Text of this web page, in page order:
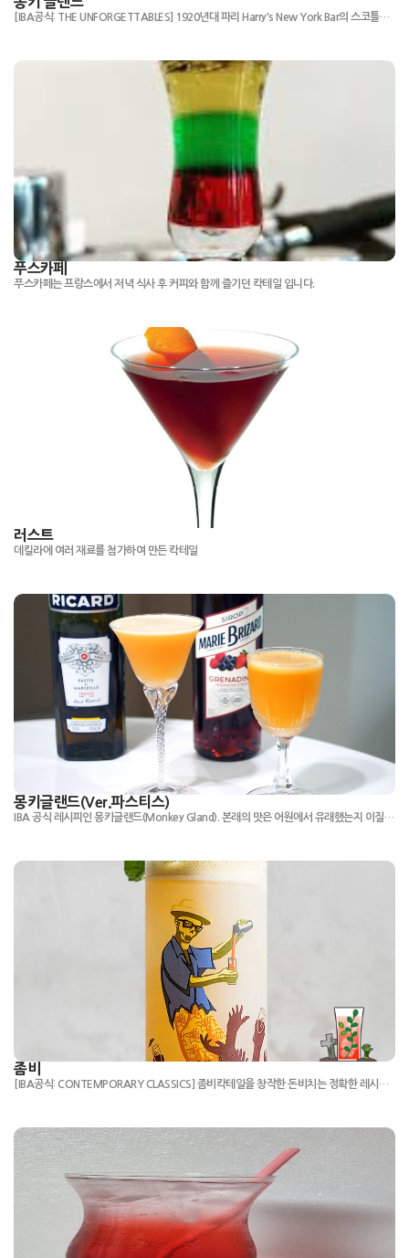
[IBA공식: THE UNFORGETTABLES] 1920년대 파리 Harry's New York Bar의 스코틀랜드계 미국인 바텐더인 Harry MacElhone이 발명한 Monkey Gland 칵테일은 금지 시대에 인기를 얻었습니다.
푸스카페
푸스카페는 프랑스에서 저녁 식사 후 커피와 함께 즐기던 칵테일 입니다.
러스트
데킬라에 여러 재료를 첨가하여 만든 칵테일
몽키글랜드(Ver.파스티스)
IBA 공식 레시피인 몽키글랜드(Monkey Gland). 본래의 맛은 어원에서 유래했는지 이질적인 맛과 향, 풍미가 마치 '이식'된 듯한 느낌이지만, 이를 부담감 적고 가벼운 느낌으로 개량했습니다. 드라이 진과 시트러스계열의 시원하고 상큼함을 강조합니다. 알려져있듯 몽키글랜드는 가급적 고품질의 그레나딘 시럽을 쓸 수록 결과물이 좋습니다.
좀비
[IBA공식: CONTEMPORARY CLASSICS] 좀비칵테일을 창작한 돈비치는 정확한 레시피를 비밀로 유지했습니다. 이로 인해 좀비 칵테일은 다양한 변형 레시피가 존재하게 되었습니다.